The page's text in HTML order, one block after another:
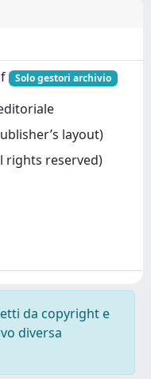
Solo gestori archivio
layout)
rights reserved)
da copyright e
diversa